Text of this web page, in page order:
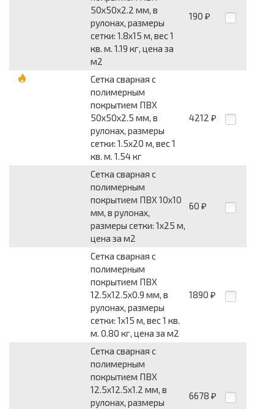
50x50x2.2 мм, в
рулонах, размеры
сетки: 1.8x15 м, вес 1
кв. м. 1.19 кг, цена за
м2
190 ₽
Сетка сварная с
полимерным
покрытием ПВХ
50x50x2.5 мм, в
рулонах, размеры
сетки: 1.5x20 м, вес 1
кв. м. 1.54 кг
4212 ₽
Сетка сварная с
полимерным
покрытием ПВХ 10x10
мм, в рулонах,
размеры сетки: 1x25 м,
цена за м2
60 ₽
Сетка сварная с
полимерным
покрытием ПВХ
12.5x12.5x0.9 мм, в
рулонах, размеры
сетки: 1x15 м, вес 1 кв.
м. 0.80 кг, цена за м2
1890 ₽
Сетка сварная с
полимерным
покрытием ПВХ
12.5x12.5x1.2 мм, в
рулонах, размеры
6678 ₽